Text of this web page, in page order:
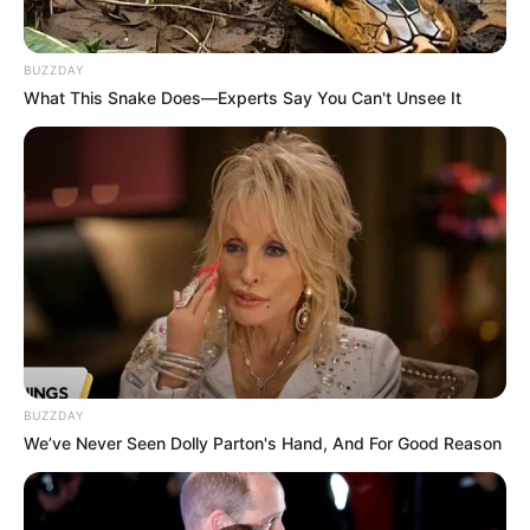
BUZZDAY
What This Snake Does—Experts Say You Can't Unsee It
BUZZDAY
We’ve Never Seen Dolly Parton's Hand, And For Good Reason